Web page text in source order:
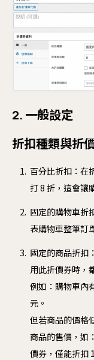
2. 一般設定
折扣種類與折
百分比折扣：在
打 8 折，這會讓
固定的購物車折
表購物車整筆訂
固定的商品折扣
用此折價券時，
例如：購物車內
元。
但若商品的價格
商品的售價，如
價券，僅能折扣